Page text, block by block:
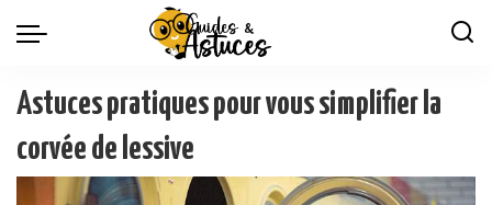
Astuces pratiques pour vous simplifier la
corvée de lessive